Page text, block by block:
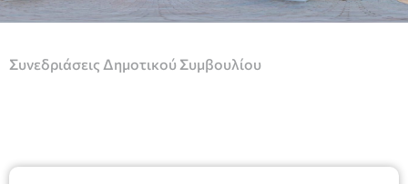
Συνεδριάσεις Δημοτικού Συμβουλίου